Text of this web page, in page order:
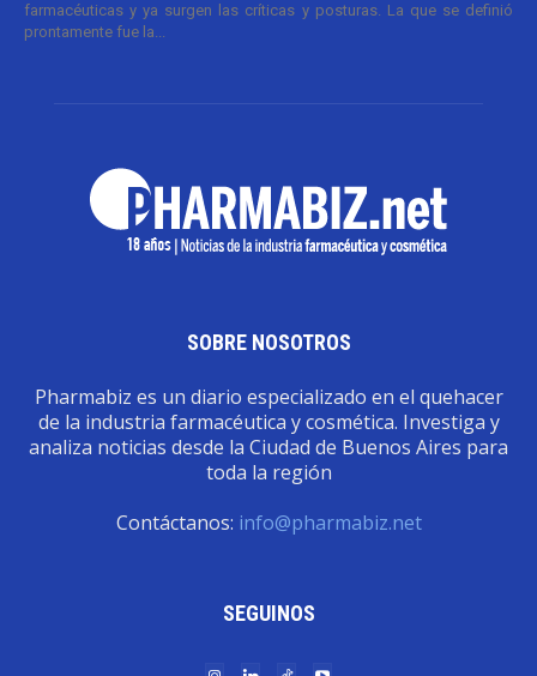
farmacéuticas y ya surgen las críticas y posturas. La que se definió
prontamente fue la...
SOBRE NOSOTROS
Pharmabiz es un diario especializado en el quehacer
de la industria farmacéutica y cosmética. Investiga y
analiza noticias desde la Ciudad de Buenos Aires para
toda la región
Contáctanos: info@pharmabiz.net
SEGUINOS